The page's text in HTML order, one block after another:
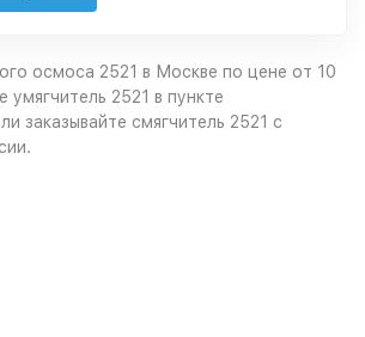
осмоса 2521 в Москве по цене от 10
2521 в пункте
заказывайте смягчитель 2521 с